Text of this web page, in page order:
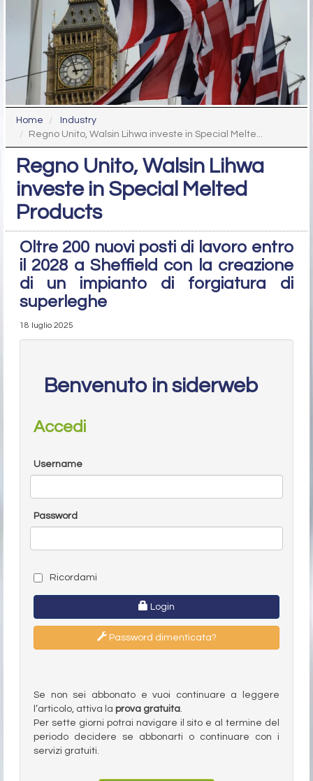
Home
Industry
Regno Unito, Walsin Lihwa investe in Special Melte...
Regno Unito, Walsin Lihwa
investe in Special Melted
Products
Oltre 200 nuovi posti di lavoro entro
il 2028 a Sheffield con la creazione
di un impianto di forgiatura di
superleghe
18 luglio 2025
Benvenuto in siderweb
Accedi
Username
Password
Ricordami
Login
Password dimenticata?
Se non sei abbonato e vuoi continuare a leggere
l’articolo, attiva la prova gratuita.
Per sette giorni potrai navigare il sito e al termine del
periodo decidere se abbonarti o continuare con i
servizi gratuiti.